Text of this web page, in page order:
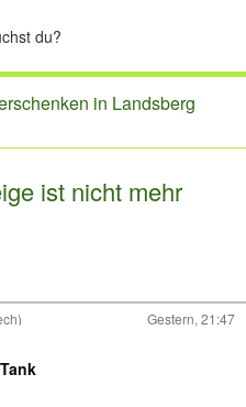
in Landsberg
ist nicht mehr
Gestern, 21:47